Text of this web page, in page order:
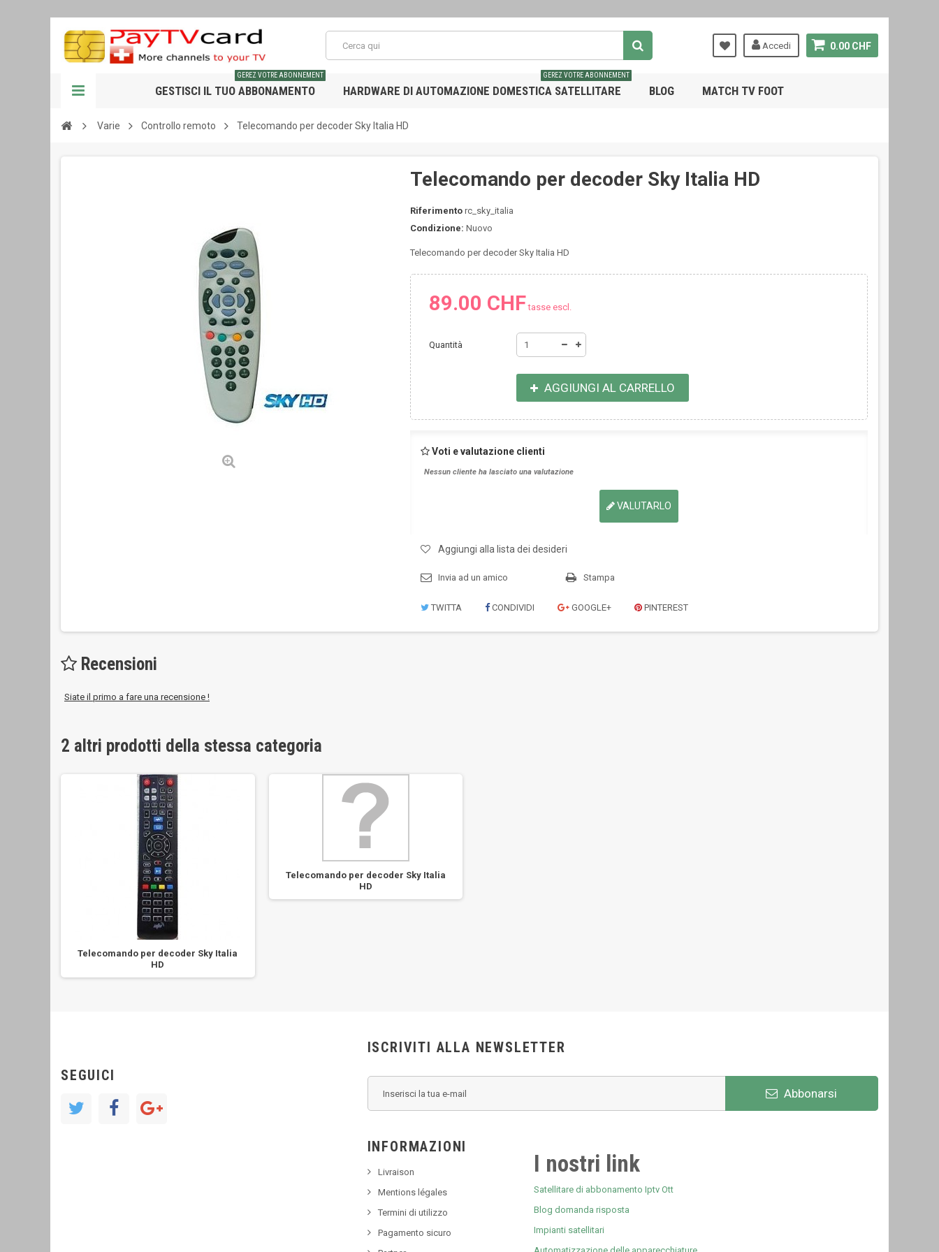
0.00 CHF
Accedi
GESTISCI IL TUO ABBONAMENTO
GEREZ VOTRE ABONNEMENT
HARDWARE DI AUTOMAZIONE DOMESTICA SATELLITARE
GEREZ VOTRE ABONNEMENT
BLOG MATCH TV FOOT
Varie Controllo remoto Telecomando per decoder Sky Italia HD
Telecomando per decoder Sky Italia HD
Riferimento rc_sky_italia
Condizione: Nuovo
Telecomando per decoder Sky Italia HD
89.00 CHFtasse escl.
Quantità
AGGIUNGI AL CARRELLO
Voti e valutazione clienti
Nessun cliente ha lasciato una valutazione
VALUTARLO
Aggiungi alla lista dei desideri
Invia ad un amico Stampa
TWITTA CONDIVIDI GOOGLE+ PINTEREST
Recensioni
Siate il primo a fare una recensione !
2 altri prodotti della stessa categoria
Telecomando per decoder Sky Italia
HD
Telecomando per decoder Sky Italia
HD
SEGUICI
ISCRIVITI ALLA NEWSLETTER
Abbonarsi
INFORMAZIONI
Livraison
Mentions légales
Termini di utilizzo
Pagamento sicuro
I nostri link
Satellitare di abbonamento Iptv Ott
Blog domanda risposta
Impianti satellitari